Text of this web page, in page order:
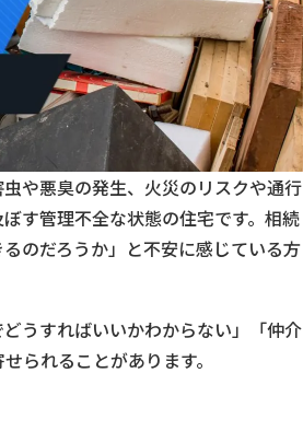
や悪臭の発生、火災のリスクや通行
す管理不全な状態の住宅です。相続
のだろうか」と不安に感じている方
うすればいいかわからない」「仲介
られることがあります。